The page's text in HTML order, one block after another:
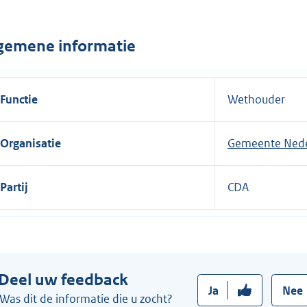
n
:
informatie
Functie Wethouder
Organisatie Gemeente
Partij CDA
uw feedback
Was dit de informatie die u zocht?
Ja Nee